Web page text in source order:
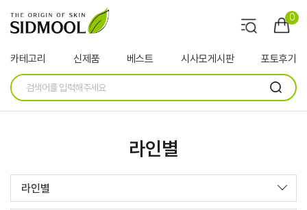
0
카테고리 신제품 베스트 시사모게시판 포토후기
라인별
라인별